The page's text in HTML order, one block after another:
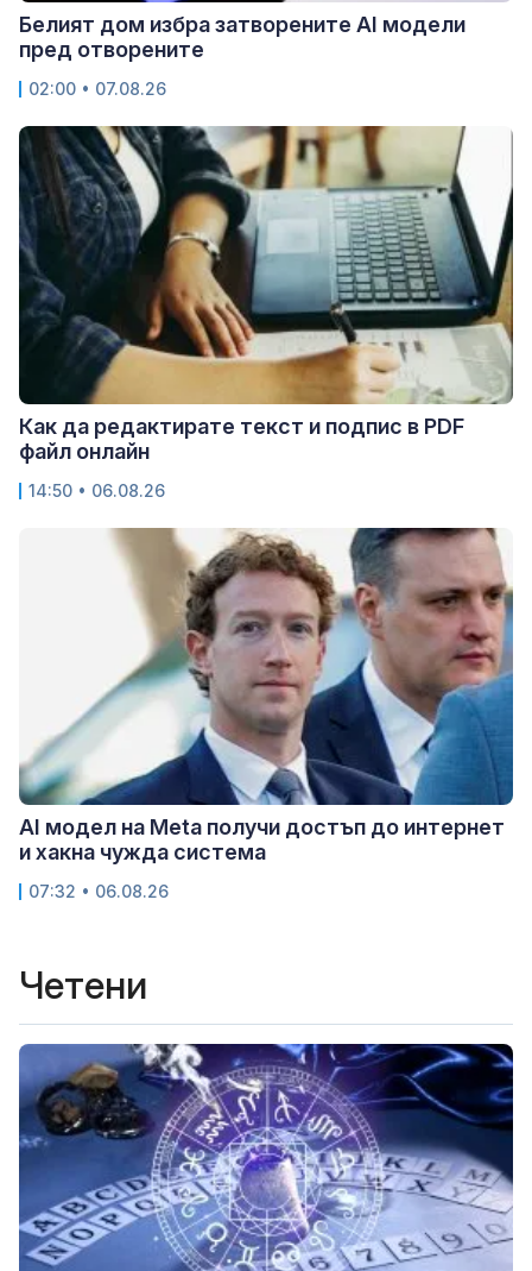
Белият дом избра затворените AI модели
пред отворените
02:00 • 07.08.26
Как да редактирате текст и подпис в PDF
файл онлайн
14:50 • 06.08.26
AI модел на Meta получи достъп до интернет
и хакна чужда система
07:32 • 06.08.26
Четени